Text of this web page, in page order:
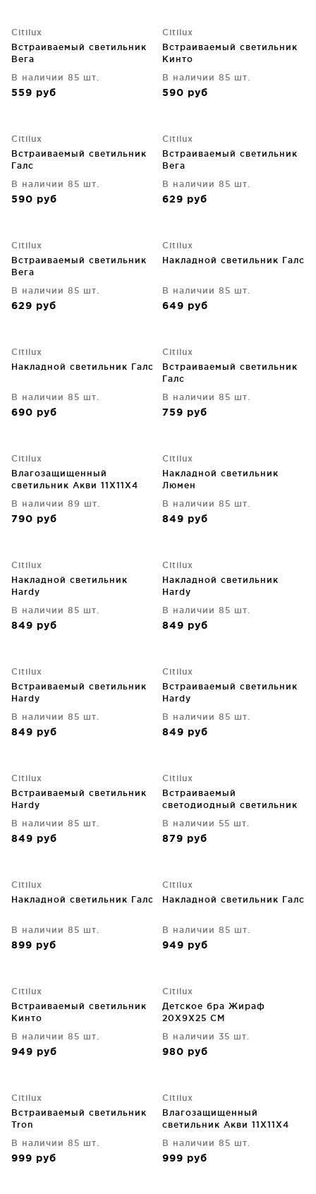
Citilux
Встраиваемый светильник
Вега
В наличии 85 шт.
559 руб
Citilux
Встраиваемый светильник
Кинто
В наличии 85 шт.
590 руб
Citilux
Встраиваемый светильник
Галс
В наличии 85 шт.
590 руб
Citilux
Встраиваемый светильник
Вега
В наличии 85 шт.
629 руб
Citilux
Встраиваемый светильник
Вега
В наличии 85 шт.
629 руб
Citilux
Накладной светильник Галс
В наличии 85 шт.
649 руб
Citilux
Накладной светильник Галс
В наличии 85 шт.
690 руб
Citilux
Встраиваемый светильник
Галс
В наличии 85 шт.
759 руб
Citilux
Влагозащищенный
светильник Акви 11X11X4
В наличии 89 шт.
790 руб
Citilux
Накладной светильник
Люмен
В наличии 85 шт.
849 руб
Citilux
Накладной светильник
Hardy
В наличии 85 шт.
849 руб
Citilux
Накладной светильник
Hardy
В наличии 85 шт.
849 руб
Citilux
Встраиваемый светильник
Hardy
В наличии 85 шт.
849 руб
Citilux
Встраиваемый светильник
Hardy
В наличии 85 шт.
849 руб
Citilux
Встраиваемый светильник
Hardy
В наличии 85 шт.
849 руб
Citilux
Встраиваемый
светодиодный светильник
В наличии 55 шт.
879 руб
Citilux
Накладной светильник Галс
В наличии 85 шт.
899 руб
Citilux
Накладной светильник Галс
В наличии 85 шт.
949 руб
Citilux
Встраиваемый светильник
Кинто
В наличии 85 шт.
949 руб
Citilux
Детское бра Жираф
20X9X25 CM
В наличии 35 шт.
980 руб
Citilux
Встраиваемый светильник
Tron
В наличии 85 шт.
999 руб
Citilux
Влагозащищенный
светильник Акви 11X11X4
В наличии 85 шт.
999 руб